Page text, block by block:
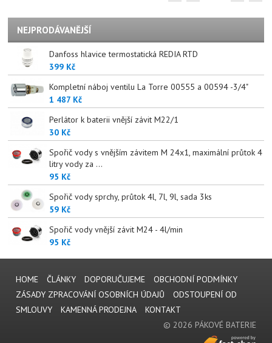
NEJPRODÁVANĚJŠÍ
Danfoss hlavice termostatická REDIA RTD
399 Kč
Kompletní náboj ventilu La Torre 00555 a 00594 -3/4"
1 487 Kč
Perlátor k baterii vnější závit M22/1
30 Kč
Spořič vody s vnějším závitem M 24x1, maximální průtok 4
litry vody za ...
95 Kč
Spořič vody sprchy, průtok 4l, 7l, 9l, sada 3ks
59 Kč
Spořič vody vnější závit M24 - 4l/min
95 Kč
HOME ČLÁNKY DOPORUČUJEME
OBCHODNÍ PODMÍNKY
ZÁSADY ZPRACOVÁNÍ OSOBNÍCH ÚDAJŮ
ODSTOUPENÍ OD
SMLOUVY
KAMENNÁ PRODEJNA
KONTAKT
© 2026 PÁKOVÉ BATERIE